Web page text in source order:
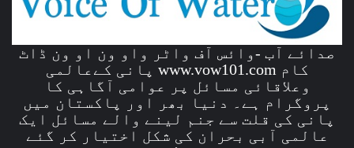
صدائے آب -وائس آف واٹر واو ون او ون ڈاٹ
کام www.vow101.com پانی کےعالمی
وعلاقائی مسائل پر عوامی آگاہی کا
پروگرام ہے۔ دنیا بھر اور پاکستان میں
پانی کی قلت سے جنم لینے والے مسائل ایک
عالمی آبی بحران کی شکل اختیار کر گئے